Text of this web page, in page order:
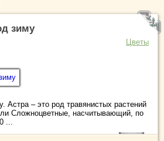
зиму
Цветы
Астра – это род травянистых растений
Сложноцветные, насчитывающий, по
...